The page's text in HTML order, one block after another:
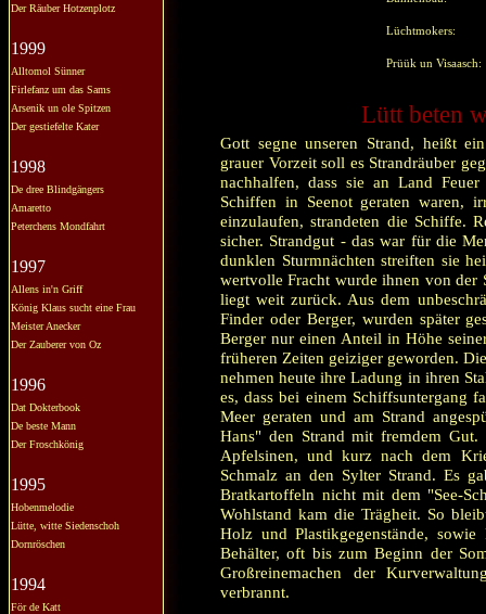
Der Räuber Hotzenplotz
1999
Alltomol Sünner
Firlefanz um das Sams
Arsenik un ole Spitzen
Der gestiefelte Kater
1998
De dree Blindgängers
Amaretto
Peterchens Mondfahrt
1997
Allens in'n Griff
König Klaus sucht eine Frau
Meister Anecker
Der Zauberer von Oz
1996
Dat Dokterbook
De beste Mann
Der Froschkönig
1995
Hobenmelodie
Lütte, witte Siedenschoh
Dornröschen
1994
För de Katt
Lüchtmokers:
Prüük un Visaasch:
Lütt beten
Gott segne unseren Strand, heißt
grauer Vorzeit soll es Strandräuber
nachhalfen, dass sie an Land
Schiffen in Seenot geraten waren,
einzulaufen, strandeten die Schiffe.
sicher. Strandgut - das war für die
dunklen Sturmnächten streiften sie
wertvolle Fracht wurde ihnen von der
liegt weit zurück. Aus dem
Finder oder Berger, wurden später
Berger nur einen Anteil in Höhe
früheren Zeiten geiziger geworden.
nehmen heute ihre Ladung in ihren
es, dass bei einem Schiffsuntergang
Meer geraten und am Strand
Hans" den Strand mit fremdem
Apfelsinen, und kurz nach dem
Schmalz an den Sylter Strand. Es
Bratkartoffeln nicht mit dem "See-
Wohlstand kam die Trägheit. So
Holz und Plastikgegenstände,
Behälter, oft bis zum Beginn der
Großreinemachen der
verbrannt.